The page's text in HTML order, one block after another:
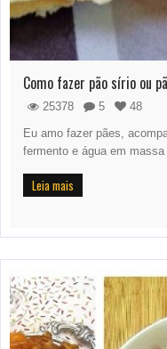
Como fazer pão sírio ou
25378 5
48
Eu amo fazer pães,
fermento e água em massa
Leia mais